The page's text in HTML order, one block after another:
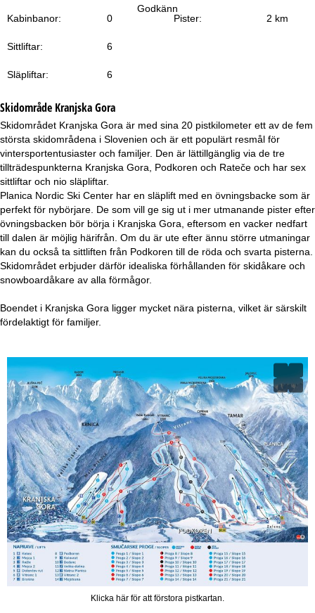
Godkänn
Kabinbanor: 0 Pister: 2 km
Sittliftar: 6
Släpliftar: 6
Skidområde Kranjska Gora
Skidområdet Kranjska Gora är med sina 20 pistkilometer ett av de fem
största skidområdena i Slovenien och är ett populärt resmål för
vintersportentusiaster och familjer. Den är lättillgänglig via de tre
tillträdespunkterna Kranjska Gora, Podkoren och Rateče och har sex
sittliftar och nio släpliftar.
Planica Nordic Ski Center har en släplift med en övningsbacke som är
perfekt för nybörjare. De som vill ge sig ut i mer utmanande pister efter
övningsbacken bör börja i Kranjska Gora, eftersom en vacker nedfart
till dalen är möjlig härifrån. Om du är ute efter ännu större utmaningar
kan du också ta sittliften från Podkoren till de röda och svarta pisterna.
Skidområdet erbjuder därför idealiska förhållanden för skidåkare och
snowboardåkare av alla förmågor.
Boendet i Kranjska Gora ligger mycket nära pisterna, vilket är särskilt
fördelaktigt för familjer.
Klicka här för att förstora pistkartan.